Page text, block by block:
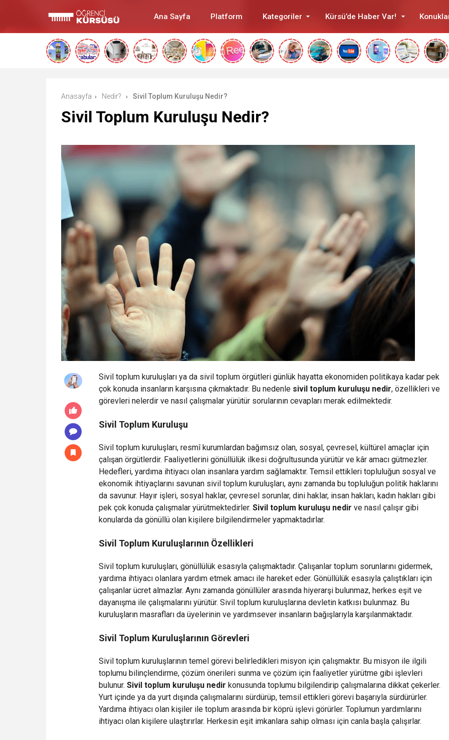
Ana Sayfa Platform Kategoriler Kürsü’de Haber Var!
Anasayfa › Nedir? › Sivil Toplum Kuruluşu Nedir?
Sivil Toplum Kuruluşu Nedir?
Sivil toplum kuruluşları ya da sivil toplum örgütleri günlük hayatta ekonomiden politikaya kadar pek
çok konuda insanların karşısına çıkmaktadır. Bu nedenle sivil toplum kuruluşu nedir, özellikleri ve
görevleri nelerdir ve nasıl çalışmalar yürütür sorularının cevapları merak edilmektedir.
ankara
Yenimahalle
escort
Çankaya
sevişen
escort
Sivil Toplum Kuruluşu
Sivil toplum kuruluşları, resmî kurumlardan bağımsız olan, sosyal, çevresel, kültürel amaçlar için
çalışan örgütlerdir. Faaliyetlerini gönüllülük ilkesi doğrultusunda yürütür ve kâr amacı gütmezler.
Hedefleri, yardıma ihtiyacı olan insanlara yardım sağlamaktır. Temsil ettikleri topluluğun sosyal ve
ekonomik ihtiyaçlarını savunan sivil toplum kuruluşları, aynı zamanda bu topluluğun politik haklarını
da savunur. Hayır işleri, sosyal haklar, çevresel sorunlar, dini haklar, insan hakları, kadın hakları gibi
pek çok konuda çalışmalar yürütmektedirler. Sivil toplum kuruluşu nedir ve nasıl çalışır gibi
konularda da gönüllü olan kişilere bilgilendirmeler yapmaktadırlar.
Sivil Toplum Kuruluşlarının Özellikleri
Sivil toplum kuruluşları, gönüllülük esasıyla çalışmaktadır. Çalışanlar toplum sorunlarını gidermek,
yardıma ihtiyacı olanlara yardım etmek amacı ile hareket eder. Gönüllülük esasıyla çalıştıkları için
çalışanlar ücret almazlar. Aynı zamanda gönüllüler arasında hiyerarşi bulunmaz, herkes eşit ve
dayanışma ile çalışmalarını yürütür. Sivil toplum kuruluşlarına devletin katkısı bulunmaz. Bu
kuruluşların masrafları da üyelerinin ve yardımsever insanların bağışlarıyla karşılanmaktadır.
Sivil Toplum Kuruluşlarının Görevleri
Sivil toplum kuruluşlarının temel görevi belirledikleri misyon için çalışmaktır. Bu misyon ile ilgili
toplumu bilinçlendirme, çözüm önerileri sunma ve çözüm için faaliyetler yürütme gibi işlevleri
bulunur. Sivil toplum kuruluşu nedir konusunda toplumu bilgilendirip çalışmalarına dikkat çekerler.
Yurt içinde ya da yurt dışında çalışmalarını sürdürüp, temsil ettikleri görevi başarıyla sürdürürler.
Yardıma ihtiyacı olan kişiler ile toplum arasında bir köprü işlevi görürler. Toplumun yardımlarını
ihtiyacı olan kişilere ulaştırırlar. Herkesin eşit imkanlara sahip olması için canla başla çalışırlar.